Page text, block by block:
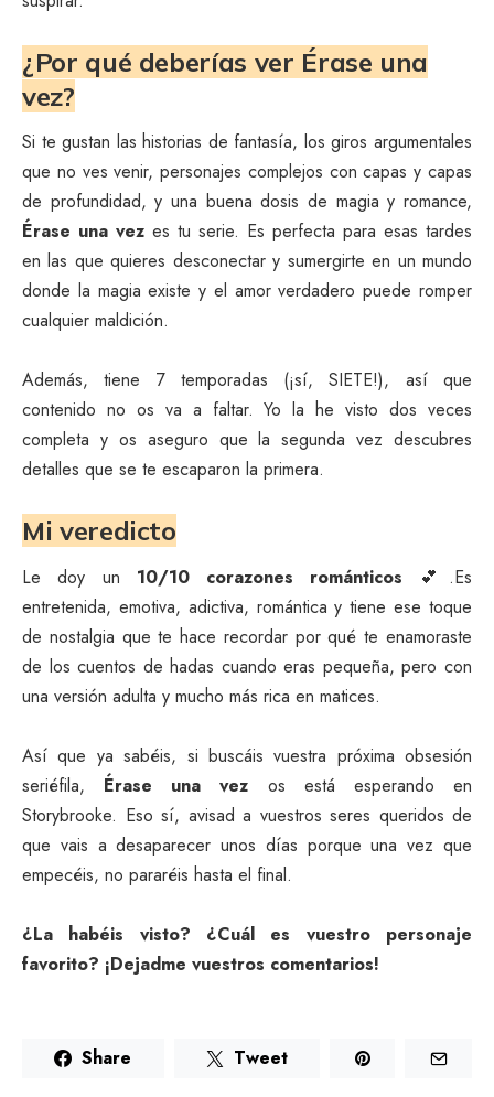
¿Por qué deberías ver Érase una
vez?
Si te gustan las historias de fantasía, los giros argumentales
que no ves venir, personajes complejos con capas y capas
de profundidad, y una buena dosis de magia y romance,
Érase una vez es tu serie. Es perfecta para esas tardes
en las que quieres desconectar y sumergirte en un mundo
donde la magia existe y el amor verdadero puede romper
cualquier maldición.
Además, tiene 7 temporadas (¡sí, SIETE!), así que
contenido no os va a faltar. Yo la he visto dos veces
completa y os aseguro que la segunda vez descubres
detalles que se te escaparon la primera.
Mi veredicto
Le doy un 10/10 corazones románticos 💕.Es
entretenida, emotiva, adictiva, romántica y tiene ese toque
de nostalgia que te hace recordar por qué te enamoraste
de los cuentos de hadas cuando eras pequeña, pero con
una versión adulta y mucho más rica en matices.
Así que ya sabéis, si buscáis vuestra próxima obsesión
seriéfila, Érase una vez os está esperando en
Storybrooke. Eso sí, avisad a vuestros seres queridos de
que vais a desaparecer unos días porque una vez que
empecéis, no pararéis hasta el final.
¿La habéis visto? ¿Cuál es vuestro personaje
favorito? ¡Dejadme vuestros comentarios!
Share Tweet